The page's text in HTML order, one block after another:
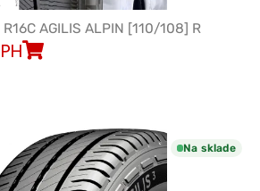
AGILIS ALPIN [110/108] R
Na sklade